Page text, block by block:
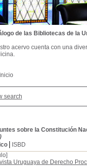
Inicio
search
sobre la Constitución
ISBD
Uruguaya de Derecho
de las Bibliotecas de la
acervo cuenta con una